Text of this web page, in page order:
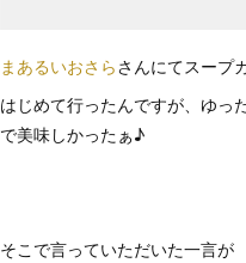
まあるいおさらさんにてスープ
はじめて行ったんですが、ゆっ
で美味しかったぁ♪
そこで言っていただいた一言が